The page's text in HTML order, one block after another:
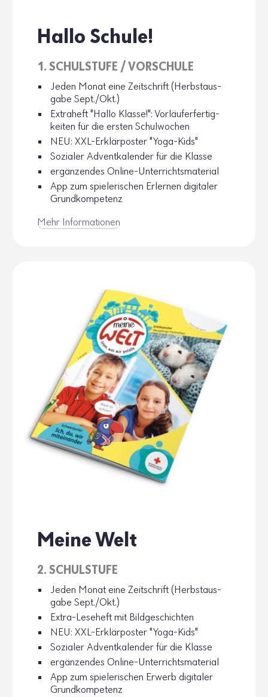
Hallo Schule!
1. SCHUL­STUFE / VORSCHULE
Jeden Monat eine Zeit­schrift (Herbst­aus­
gabe Sept./Okt.)
Extra­heft "Hallo Klasse!": Vorläufer­fer­tig­
keiten für die ersten Schul­wo­chen
NEU: XXL-Erklär­poster "Yoga-Kids"
Sozialer Advent­ka­lender für die Klasse
ergän­zendes Online-Unter­richts­ma­te­rial
App zum spie­le­ri­schen Erlernen digi­taler
Grund­kom­pe­tenz
Mehr Infor­ma­tionen
Meine Welt
2. SCHUL­STUFE
Jeden Monat eine Zeit­schrift (Herbst­aus­
gabe Sept./Okt.)
Extra-Lese­heft mit Bild­ge­schichten
NEU: XXL-Erklär­poster "Yoga-Kids"
Sozialer Advent­ka­lender für die Klasse
ergän­zendes Online-Unter­richts­ma­te­rial
App zum spie­le­ri­schen Erwerb digi­taler
Grund­kom­pe­tenz